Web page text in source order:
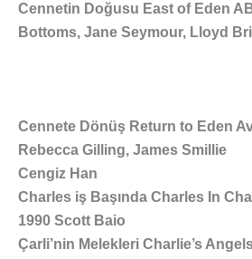
Cennetin Doğusu East of Eden
Bottoms, Jane Seymour, Lloyd
Cennete Dönüş Return to Eden
Rebecca Gilling, James Smillie
Cengiz Han
Charles iş Başında Charles In
1990 Scott Baio
Çarli’nin Melekleri Charlie’s